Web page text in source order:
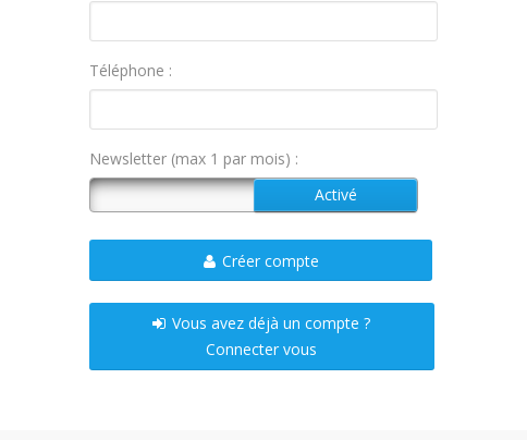
Téléphone :
Newsletter (max 1 par mois) :
Créer compte
Vous avez déjà un compte ?
Connecter vous